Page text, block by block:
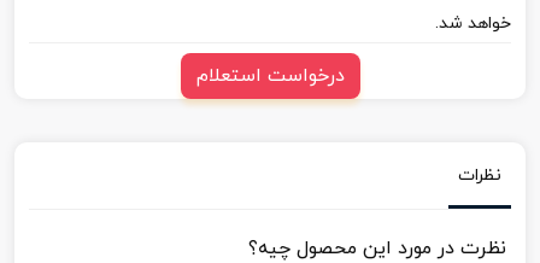
خواهد شد.
درخواست استعلام
نظرات
نظرت در مورد این محصول چیه؟